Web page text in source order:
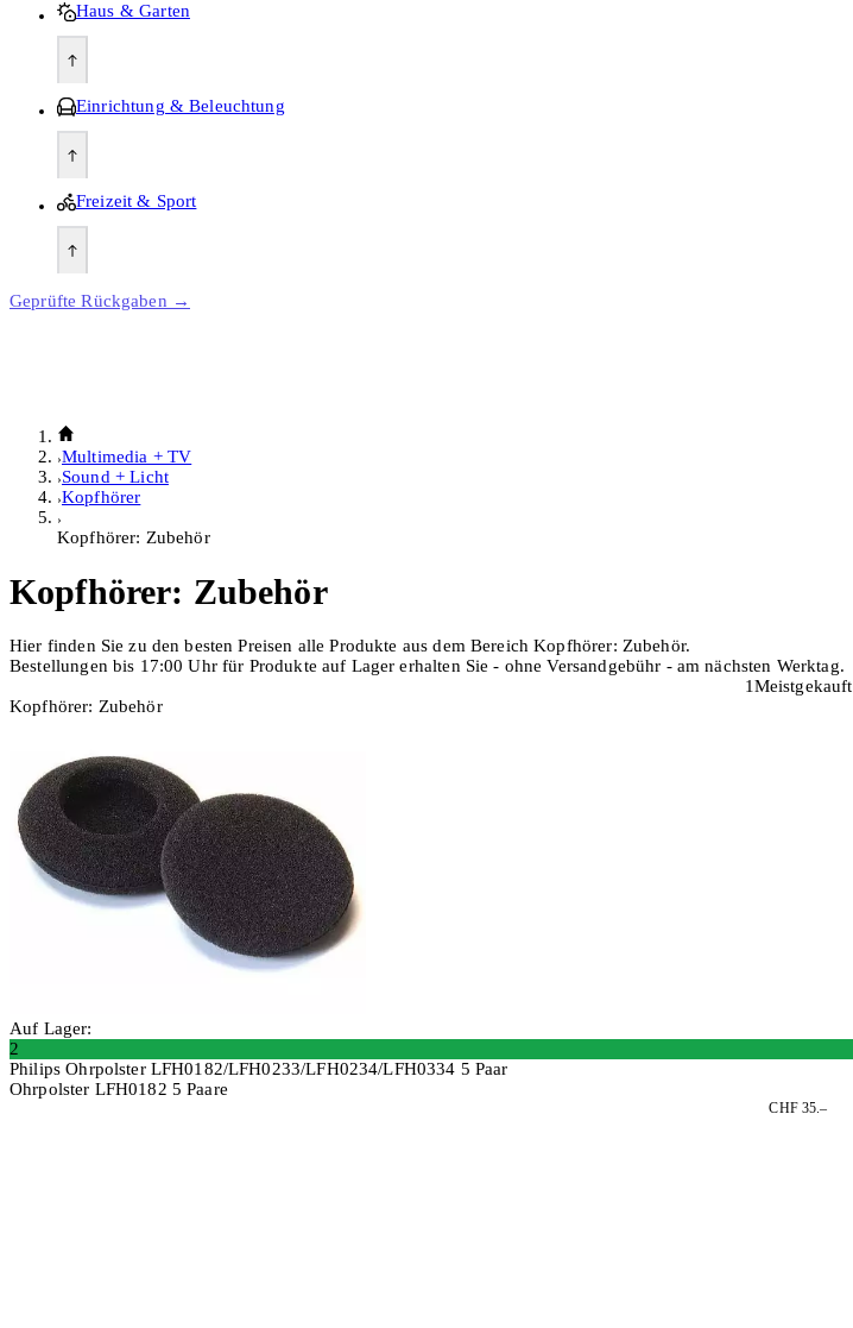
Haus & Garten
Einrichtung & Beleuchtung
Freizeit & Sport
Geprüfte Rückgaben →
Multimedia + TV
Sound + Licht
Kopfhörer
Kopfhörer: Zubehör
Kopfhörer: Zubehör
Hier finden Sie zu den besten Preisen alle Produkte aus dem Bereich Kopfhörer: Zubehör.
Bestellungen bis 17:00 Uhr für Produkte auf Lager erhalten Sie - ohne Versandgebühr - am nächsten Werktag.
1Meistgekauft
Kopfhörer: Zubehör
Auf Lager:
2
Philips Ohrpolster LFH0182/LFH0233/LFH0234/LFH0334 5 Paar
Ohrpolster LFH0182 5 Paare
CHF 35.–